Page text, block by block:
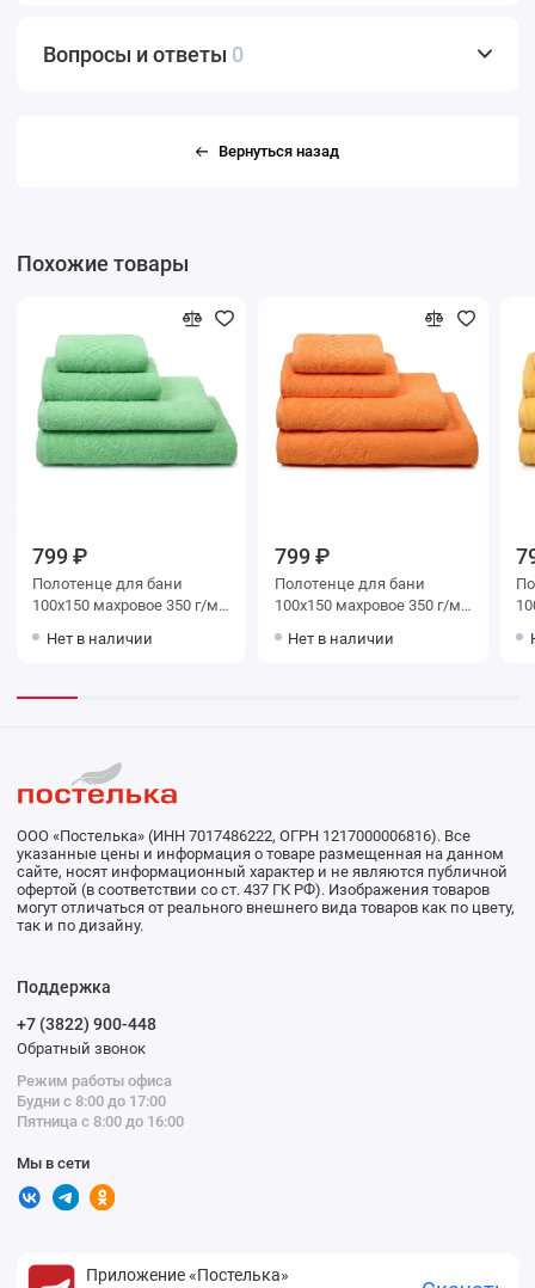
Вопросы и ответы 0
Вернуться назад
Похожие товары
799 ₽
Полотенце для бани
100х150 махровое 350 г/м2
мануфактура Twist
Нет в наличии
799 ₽
Полотенце для бани
100х150 махровое 350 г/м2
мануфактура Twist
Нет в наличии
ООО «Постелька» (ИНН 7017486222, ОГРН 1217000006816). Все
указанные цены и информация о товаре размещенная на данном
сайте, носят информационный характер и не являются публичной
офертой (в соответствии со ст. 437 ГК РФ). Изображения товаров
могут отличаться от реального внешнего вида товаров как по цвету,
так и по дизайну.
Поддержка
+7 (3822) 900-448
Обратный звонок
Режим работы офиса
Будни с 8:00 до 17:00
Пятница с 8:00 до 16:00
Мы в сети
Приложение «Постелька»